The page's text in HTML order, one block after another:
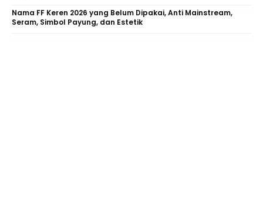
Nama FF Keren 2026 yang Belum Dipakai, Anti Mainstream,
Seram, Simbol Payung, dan Estetik